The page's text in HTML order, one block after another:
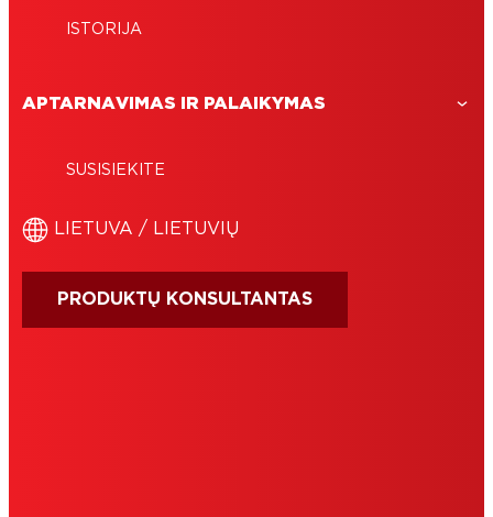
ISTORIJA
APTARNAVIMAS IR PALAIKYMAS
SUSISIEKITE
LIETUVA / LIETUVIŲ
PRODUKTŲ KONSULTANTAS